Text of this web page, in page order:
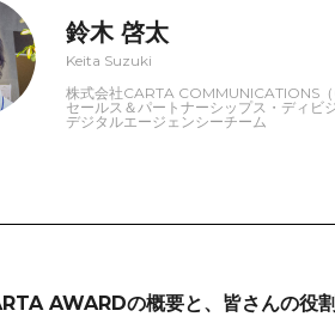
鈴木 啓太
Keita Suzuki
株式会社CARTA COMMUNICATIONS（
セールス＆パートナーシップス・ディビ
デジタルエージェンシーチーム
AWARDの概要と、皆さんの役割